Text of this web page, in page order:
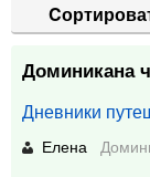
Доминикана
Дневники
Елена